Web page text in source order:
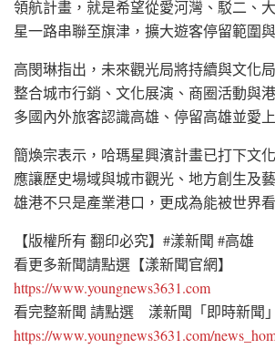
領航計畫，就是希望從愛河灣、駁二、
星一路串聯至旗津，擴大遊客停留範圍
高閔琳指出，未來觀光局將持續與文化
整合城市行銷、文化展演、商圈活動與
多國內外旅客認識高雄、停留高雄並愛
簡煥宗表示，哈瑪星興濱計畫已打下文
應讓歷史場域與城市觀光、地方創生及
雄港不只是產業港口，更成為能被世界
【版權所有 翻印必究】#漾新聞 #高雄
看更多新聞請點選【漾新聞官網】
https://www.youngnews3631.com
看完整新聞 請點選 漾新聞「即時新聞
https://www.youngnews3631.com/